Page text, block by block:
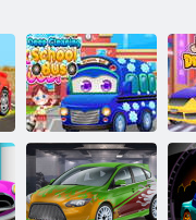
Curățare
profundă
Autobuz școlar